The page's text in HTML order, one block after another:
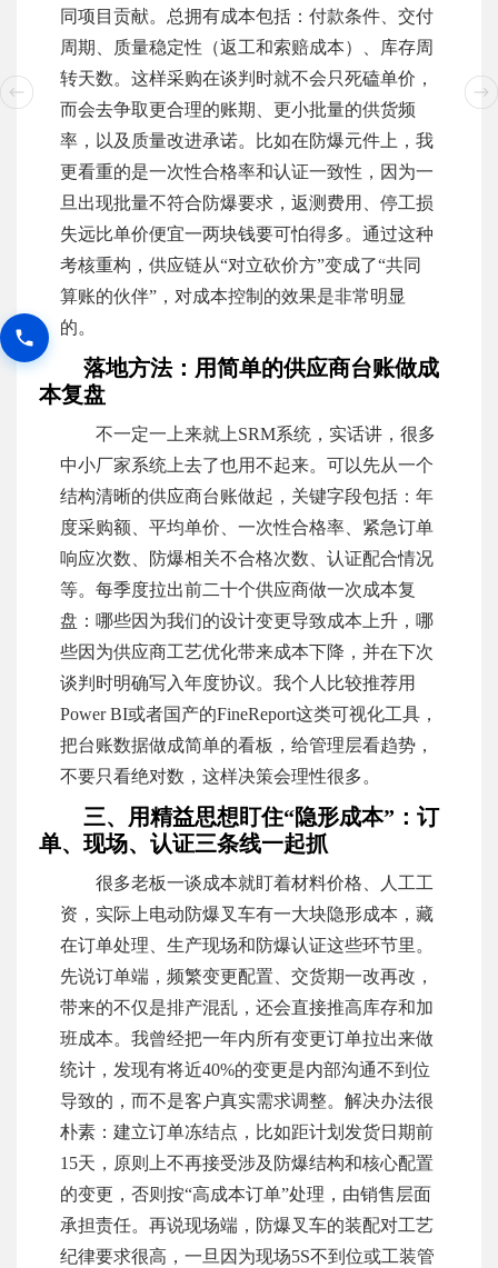
同项目贡献。总拥有成本包括：付款条件、交付
周期、质量稳定性（返工和索赔成本）、库存周
转天数。这样采购在谈判时就不会只死磕单价，
而会去争取更合理的账期、更小批量的供货频
率，以及质量改进承诺。比如在防爆元件上，我
更看重的是一次性合格率和认证一致性，因为一
旦出现批量不符合防爆要求，返测费用、停工损
失远比单价便宜一两块钱要可怕得多。通过这种
考核重构，供应链从“对立砍价方”变成了“共同
算账的伙伴”，对成本控制的效果是非常明显
的。
落地方法：用简单的供应商台账做成
本复盘
不一定一上来就上SRM系统，实话讲，很多
中小厂家系统上去了也用不起来。可以先从一个
结构清晰的供应商台账做起，关键字段包括：年
度采购额、平均单价、一次性合格率、紧急订单
响应次数、防爆相关不合格次数、认证配合情况
等。每季度拉出前二十个供应商做一次成本复
盘：哪些因为我们的设计变更导致成本上升，哪
些因为供应商工艺优化带来成本下降，并在下次
谈判时明确写入年度协议。我个人比较推荐用
Power BI或者国产的FineReport这类可视化工具，
把台账数据做成简单的看板，给管理层看趋势，
不要只看绝对数，这样决策会理性很多。
三、用精益思想盯住“隐形成本”：订
单、现场、认证三条线一起抓
很多老板一谈成本就盯着材料价格、人工工
资，实际上电动防爆叉车有一大块隐形成本，藏
在订单处理、生产现场和防爆认证这些环节里。
先说订单端，频繁变更配置、交货期一改再改，
带来的不仅是排产混乱，还会直接推高库存和加
班成本。我曾经把一年内所有变更订单拉出来做
统计，发现有将近40%的变更是内部沟通不到位
导致的，而不是客户真实需求调整。解决办法很
朴素：建立订单冻结点，比如距计划发货日期前
15天，原则上不再接受涉及防爆结构和核心配置
的变更，否则按“高成本订单”处理，由销售层面
承担责任。再说现场端，防爆叉车的装配对工艺
纪律要求很高，一旦因为现场5S不到位或工装管